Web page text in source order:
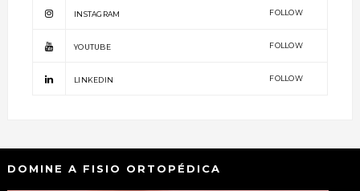
INSTAGRAM FOLLOW
YOUTUBE FOLLOW
LINKEDIN FOLLOW
DOMINE A FISIO ORTOPÉDICA